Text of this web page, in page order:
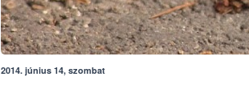
2014. június 14, szombat